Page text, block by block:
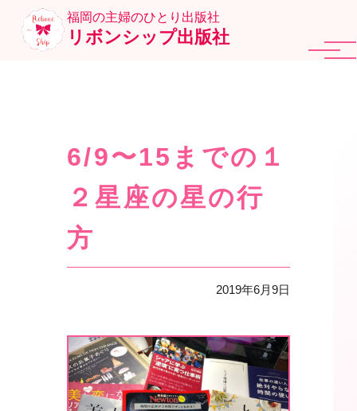
福岡の主婦のひとり出版社
リボンシップ出版社
6/9〜15までの１
２星座の星の行
方
2019年6月9日